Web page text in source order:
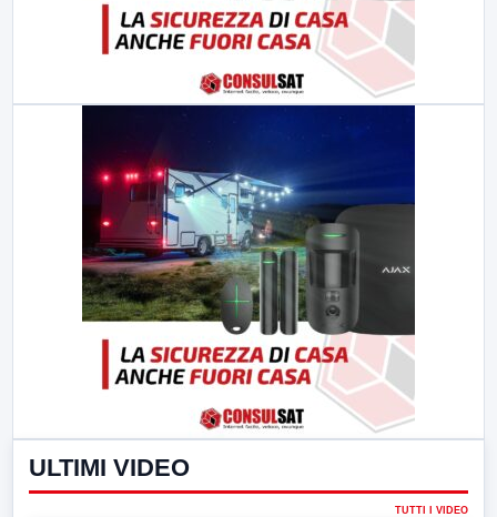
ULTIMI VIDEO
TUTTI I VIDEO